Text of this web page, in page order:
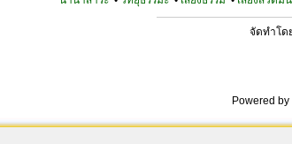
จัดทำโด
Powered by